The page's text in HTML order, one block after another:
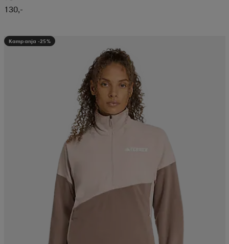
130,-
Kampanja -25%